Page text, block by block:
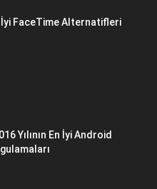
İyi FaceTime Alternatifleri
Yılının En İyi Android